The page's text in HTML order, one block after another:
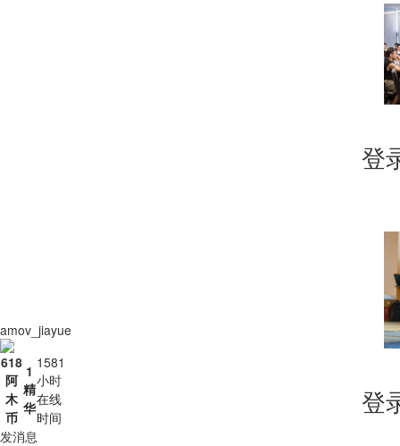
amov_jiayue
618
阿
木
币
1
精
华
1581
小时
在线
时间
发消息
登
登